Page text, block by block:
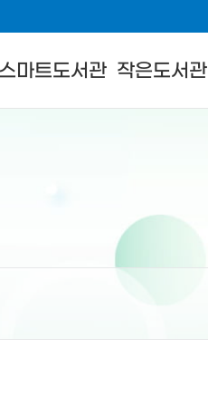
스마트도서관 작은도서관